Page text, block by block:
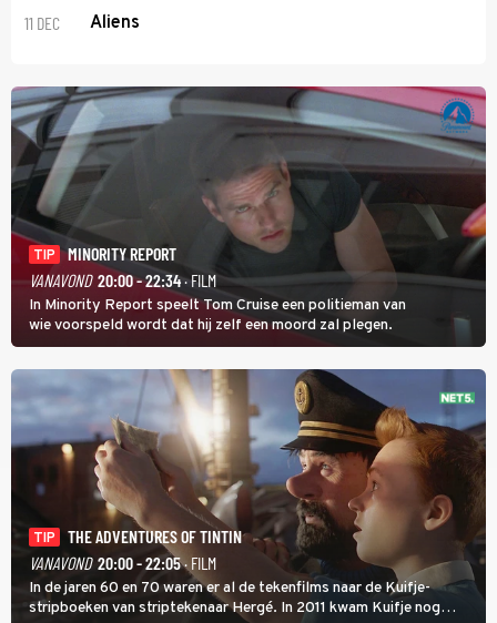
11 DEC Aliens
TIP
MINORITY REPORT
VANAVOND 20:00 - 22:34· FILM
In Minority Report speelt Tom Cruise een politieman van
wie voorspeld wordt dat hij zelf een moord zal plegen.
TIP
THE ADVENTURES OF TINTIN
VANAVOND 20:00 - 22:05· FILM
In de jaren 60 en 70 waren er al de tekenfilms naar de Kuifje-
stripboeken van striptekenaar Hergé. In 2011 kwam Kuifje nog